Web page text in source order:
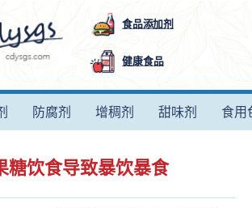
食品添加剂
健康食品
防腐剂 增稠剂 甜味剂 食用
糖饮食导致暴饮暴食